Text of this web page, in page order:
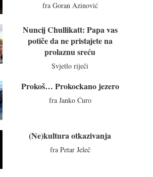
fra Goran Azinović
Nuncij Chullikatt: Papa vas
potiče da ne pristajete na
prolaznu sreću
Svjetlo riječi
Prokoš… Prokockano jezero
fra Janko Ćuro
(Ne)kultura otkazivanja
fra Petar Jeleč